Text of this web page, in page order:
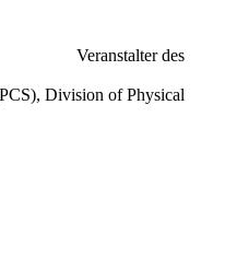
Veranstalter des
Division of Physical